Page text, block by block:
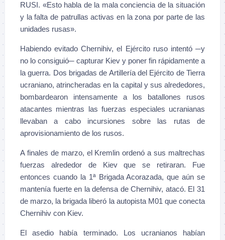
RUSI. «Esto habla de la mala conciencia de la situación
y la falta de patrullas activas en la zona por parte de las
unidades rusas».
Habiendo evitado Chernihiv, el Ejército ruso intentó ─y
no lo consiguió─ capturar Kiev y poner fin rápidamente a
la guerra. Dos brigadas de Artillería del Ejército de Tierra
ucraniano, atrincheradas en la capital y sus alrededores,
bombardearon intensamente a los batallones rusos
atacantes mientras las fuerzas especiales ucranianas
llevaban a cabo incursiones sobre las rutas de
aprovisionamiento de los rusos.
A finales de marzo, el Kremlin ordenó a sus maltrechas
fuerzas alrededor de Kiev que se retiraran. Fue
entonces cuando la 1ª Brigada Acorazada, que aún se
mantenía fuerte en la defensa de Chernihiv, atacó. El 31
de marzo, la brigada liberó la autopista M01 que conecta
Chernihiv con Kiev.
El asedio había terminado. Los ucranianos habían